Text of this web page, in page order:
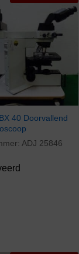
40 Doorvallend
ADJ 25846